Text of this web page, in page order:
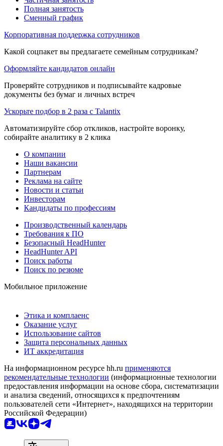
Полная занятость
Сменный график
Корпоративная поддержка сотрудников
Какой соцпакет вы предлагаете семейным сотрудникам?
Оформляйте кандидатов онлайн
Проверяйте сотрудников и подписывайте кадровые
документы без бумаг и личных встреч
Ускорьте подбор в 2 раза с Talantix
Автоматизируйте сбор откликов, настройте воронку,
собирайте аналитику в 2 клика
О компании
Наши вакансии
Партнерам
Реклама на сайте
Новости и статьи
Инвесторам
Кандидаты по профессиям
Производственный календарь
Требования к ПО
Безопасный HeadHunter
HeadHunter API
Поиск работы
Поиск по резюме
Мобильное приложение
Этика и комплаенс
Оказание услуг
Использование сайтов
Защита персональных данных
ИТ аккредитация
На информационном ресурсе hh.ru применяются
рекомендательные технологии (информационные технологии
предоставления информации на основе сбора, систематизации
и анализа сведений, относящихся к предпочтениям
пользователей сети «Интернет», находящихся на территории
Российской Федерации)